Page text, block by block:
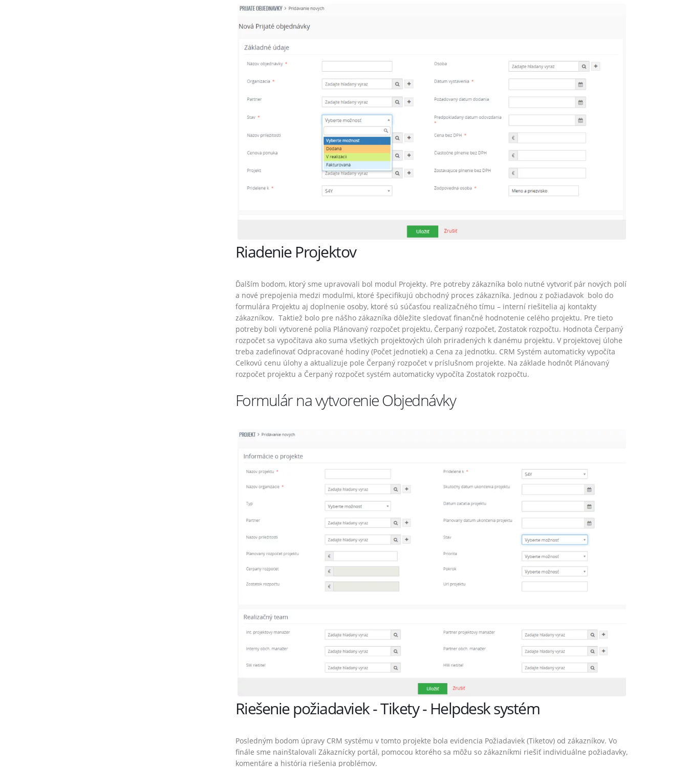
Riadenie Projektov
Ďalším bodom, ktorý sme upravovali bol modul Projekty. Pre potreby zákazníka bolo nutné vytvoriť pár nových polí
a nové prepojenia medzi modulmi, ktoré špecifikujú obchodný proces zákazníka. Jednou z požiadavok bolo do
formulára Projektu aj doplnenie osoby, ktoré sú súčasťou realizačného tímu – interní riešitelia aj kontakty
zákazníkov. Taktiež bolo pre nášho zákazníka dôležite sledovať finančné hodnotenie celého projektu. Pre tieto
potreby boli vytvorené polia Plánovaný rozpočet projektu, Čerpaný rozpočet, Zostatok rozpočtu. Hodnota Čerpaný
rozpočet sa vypočítava ako suma všetkých projektových úloh priradených k danému projektu. V projektovej úlohe
treba zadefinovať Odpracované hodiny (Počet jednotiek) a Cena za jednotku. CRM Systém automaticky vypočíta
Celkovú cenu úlohy a aktualizuje pole Čerpaný rozpočet v príslušnom projekte. Na základe hodnôt Plánovaný
rozpočet projektu a Čerpaný rozpočet systém automaticky vypočíta Zostatok rozpočtu.
Formulár na vytvorenie Objednávky
Riešenie požiadaviek - Tikety - Helpdesk systém
Posledným bodom úpravy CRM systému v tomto projekte bola evidencia Požiadaviek (Tiketov) od zákazníkov. Vo
finále sme nainštalovali Zákaznícky portál, pomocou ktorého sa môžu so zákazníkmi riešiť individuálne požiadavky,
komentáre a história riešenia problémov.